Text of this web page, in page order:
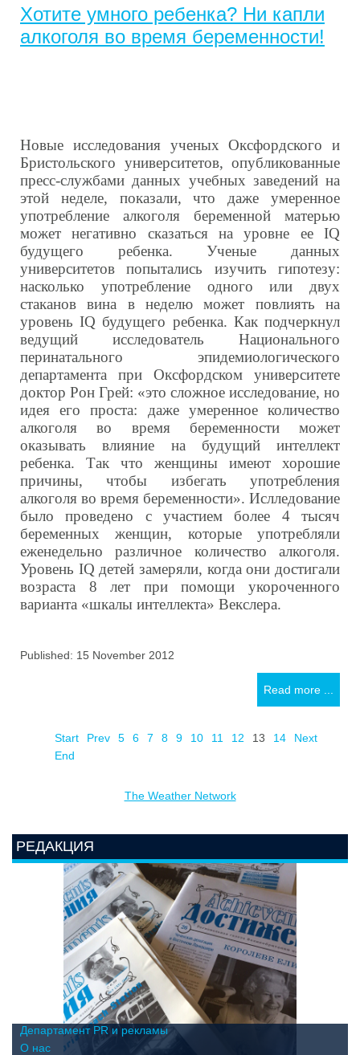
Хотите умного ребенка? Ни капли
алкоголя во время беременности!
Новые исследования ученых Оксфордского и
Бристольского университетов, опубликованные
пресс-службами данных учебных заведений на
этой неделе, показали, что даже умеренное
употребление алкоголя беременной матерью
может негативно сказаться на уровне ее IQ
будущего ребенка. Ученые данных
университетов попытались изучить гипотезу:
насколько употребление одного или двух
стаканов вина в неделю может повлиять на
уровеньIQ будущего ребенка. Как подчеркнул
ведущий исследователь Национального
перинатального эпидемиологического
департамента при Оксфордском университете
доктор Рон Грей: «это сложное исследование, но
идея его проста: даже умеренное количество
алкоголя во время беременности может
оказывать влияние на будущий интеллект
ребенка. Так что женщины имеют хорошие
причины, чтобы избегать употребления
алкоголя во время беременности». Ислледование
было проведено с участием более 4 тысяч
беременных женщин, которые употребляли
еженедельно различное количество алкоголя.
Уровень IQ детей замеряли, когда они достигали
возраста 8 лет при помощи укороченного
варианта «шкалы интеллекта» Векслера.
Published: 15 November 2012
Read more ...
Start Prev 5 6 7 8 9 10 11 12 13 14
Next
End
The Weather Network
РЕДАКЦИЯ
Департамент PR и рекламы
О нас